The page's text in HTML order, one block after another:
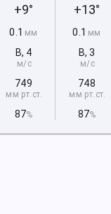
+9°
0.1 мм
В, 4
м/с
749
мм рт.ст.
87%
+13°
0.1 мм
В,3
м/с
748
мм рт.ст.
87%